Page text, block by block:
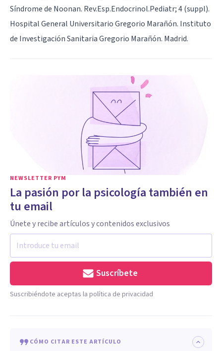
Síndrome de Noonan. Rev.Esp.Endocrinol.Pediatr; 4 (suppl).
Hospital General Universitario Gregorio Marañón. Instituto
de Investigación Sanitaria Gregorio Marañón. Madrid.
NEWSLETTER PYM
La pasión por la psicología también en
tu email
Únete y recibe artículos y contenidos exclusivos
Suscríbete
Suscribiéndote aceptas la política de privacidad
CÓMO CITAR ESTE ARTÍCULO